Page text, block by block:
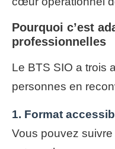
Pourquoi c’est
professionnelles
Le BTS SIO a trois
personnes en
1. Format
Vous pouvez